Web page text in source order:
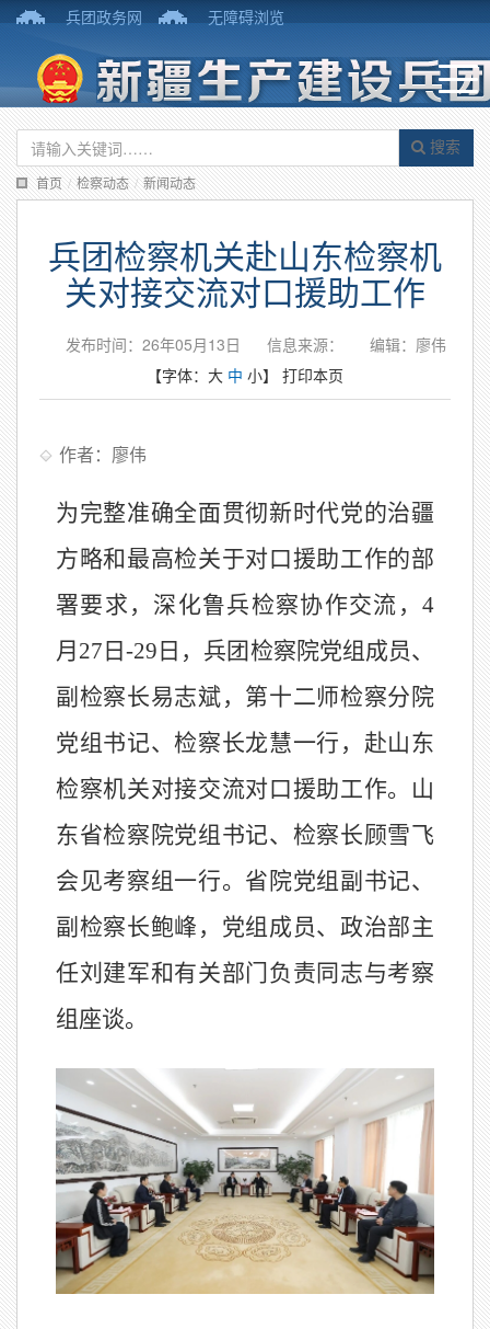
兵团政务网 无障碍浏览
搜索
首页 / 检察动态 / 新闻动态
兵团检察机关赴山东检察机
关对接交流对口援助工作
发布时间：26年05月13日 信息来源：
编辑：廖伟
【字体： 大 中 小】 打印本页
作者：廖伟
为完整准确全面贯彻新时代党的治疆
方略和最高检关于对口援助工作的部
署要求，深化鲁兵检察协作交流， 4
月27日-29日，兵团检察院党组成员、
副检察长易志斌，第十二师检察分院
党组书记、检察长龙慧一行，赴山东
检察机关对接交流对口援助工作。山
东省检察院党组书记、检察长顾雪飞
会见考察组一行。省院党组副书记、
副检察长鲍峰，党组成员、政治部主
任刘建军和有关部门负责同志与考察
组座谈。